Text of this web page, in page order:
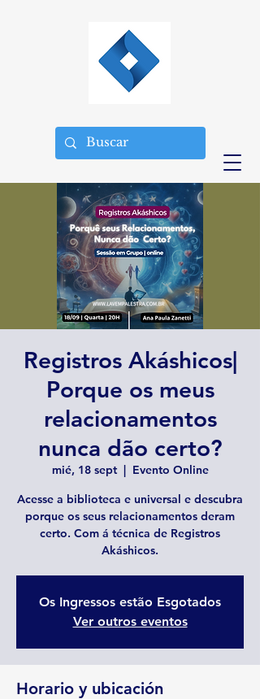
Registros Akáshicos|
Porque os meus
relacionamentos
nunca dão certo?
mié, 18 sept
  |
Evento Online
Acesse a biblioteca e universal e descubra
porque os seus relacionamentos deram
certo. Com á técnica de Registros
Akáshicos.
Os Ingressos estão Esgotados
Ver outros eventos
Horario y ubicación